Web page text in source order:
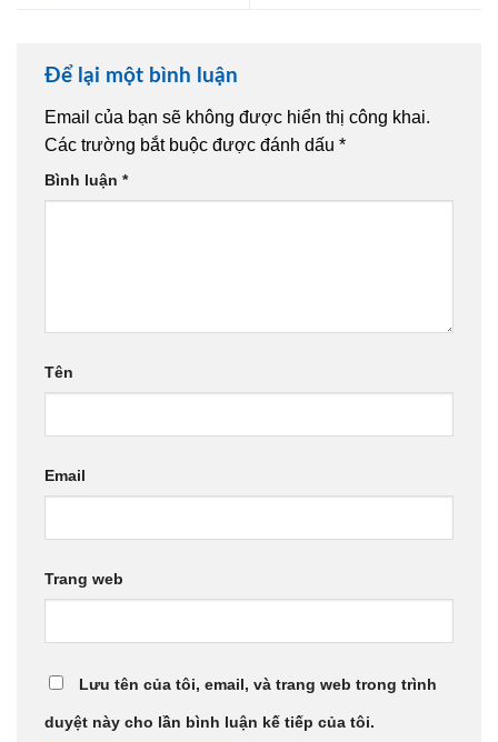
Để lại một bình luận
Email của bạn sẽ không được hiển thị công khai.
Các trường bắt buộc được đánh dấu *
Bình luận *
Tên
Email
Trang web
Lưu tên của tôi, email, và trang web trong trình
duyệt này cho lần bình luận kế tiếp của tôi.